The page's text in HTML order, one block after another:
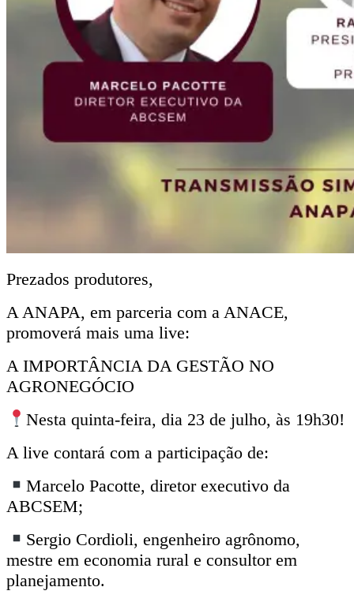
Prezados produtores,
A ANAPA, em parceria com a ANACE,
promoverá mais uma live:
A IMPORTÂNCIA DA GESTÃO NO
AGRONEGÓCIO
Nesta quinta-feira, dia 23 de julho, às 19h30!
A live contará com a participação de:
Marcelo Pacotte, diretor executivo da
ABCSEM;
Sergio Cordioli, engenheiro agrônomo,
mestre em economia rural e consultor em
planejamento.